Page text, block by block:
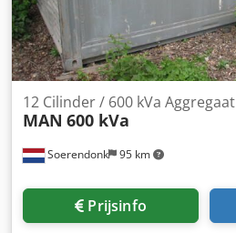
Soerendonk 95 km
12 Cilinder / 600 kVa Aggregaat
MAN 600 kVa
Prijsinfo